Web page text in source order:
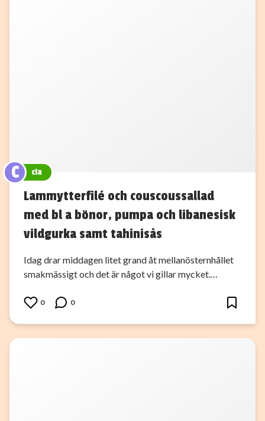
C cia
Lammytterfilé och couscoussallad
med bl a bönor, pumpa och libanesisk
vildgurka samt tahinisås
Idag drar middagen litet grand åt mellanösternhållet
smakmässigt och det är något vi gillar mycket.…
0 0